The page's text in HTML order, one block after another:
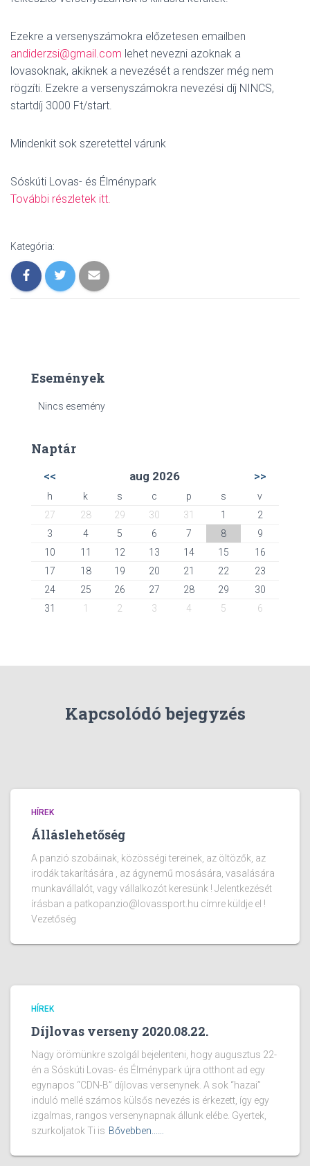
Ezekre a versenyszámokra előzetesen emailben
andiderzsi@gmail.com lehet nevezni azoknak a
lovasoknak, akiknek a nevezését a rendszer még nem
rögzíti. Ezekre a versenyszámokra nevezési díj NINCS,
startdíj 3000 Ft/start.
Mindenkit sok szeretettel várunk
Sóskúti Lovas- és Élménypark
További részletek itt.
Kategória:
Események
Nincs esemény
Naptár
<< aug 2026 >>
h k s c p s
v
27
28 29 30 31 1
2
3
4 5 6 7 8
9
10
11 12 13 14 15
16
17
18 19 20 21 22
23
24
25 26 27 28 29
30
31
1 2 3 4 5 6
Kapcsolódó bejegyzés
HÍREK
Álláslehetőség
A panzió szobáinak, közösségi tereinek, az öltözők, az
irodák takarítására , az ágynemű mosására, vasalására
munkavállalót, vagy vállalkozót keresünk ! Jelentkezését
írásban a patkopanzio@lovassport.hu címre küldje el !
Vezetőség
HÍREK
Díjlovas verseny 2020.08.22.
Nagy örömünkre szolgál bejelenteni, hogy augusztus 22-
én a Sóskúti Lovas- és Élménypark újra otthont ad egy
egynapos “CDN-B” díjlovas versenynek. A sok “hazai”
induló mellé számos külsős nevezés is érkezett, így egy
izgalmas, rangos versenynapnak állunk elébe. Gyertek,
szurkoljatok Ti is Bővebben...…